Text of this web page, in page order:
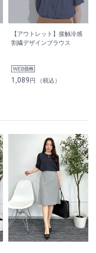
【アウトレット】接触冷感
割繊デザインブラウス
1,089円 （税込）